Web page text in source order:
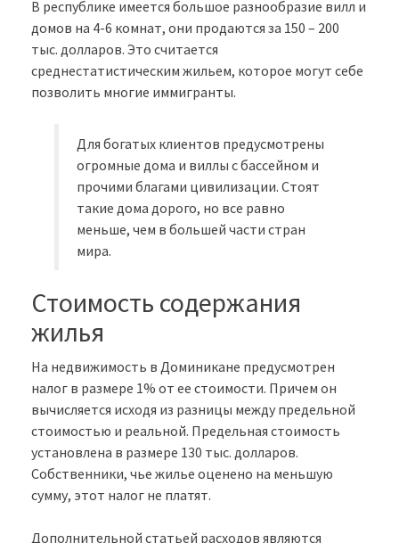
В республике имеется большое разнообразие вилл и
домов на 4-6 комнат, они продаются за 150 – 200
тыс. долларов. Это считается
среднестатистическим жильем, которое могут себе
позволить многие иммигранты.
Для богатых клиентов предусмотрены
огромные дома и виллы с бассейном и
прочими благами цивилизации. Стоят
такие дома дорого, но все равно
меньше, чем в большей части стран
мира.
Стоимость содержания
жилья
На недвижимость в Доминикане предусмотрен
налог в размере 1% от ее стоимости. Причем он
вычисляется исходя из разницы между предельной
стоимостью и реальной. Предельная стоимость
установлена в размере 130 тыс. долларов.
Собственники, чье жилье оценено на меньшую
сумму, этот налог не платят.
Дополнительной статьей расходов являются